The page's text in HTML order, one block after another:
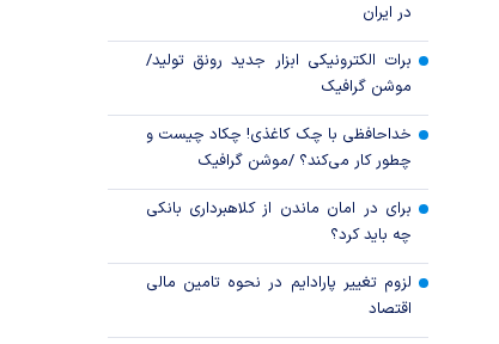
در ایران
برات الکترونیکی ابزار جدید رونق تولید/
موشن گرافیک
خداحافظی با چک کاغذی! چکاد چیست و
چطور کار می‌کند؟ /موشن گرافیک
برای در امان ماندن از کلاهبرداری بانکی
چه باید کرد؟
لزوم تغییر پارادایم در نحوه تامین مالی
اقتصاد